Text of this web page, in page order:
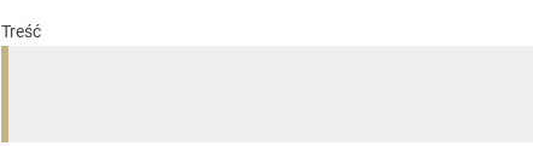
Treść